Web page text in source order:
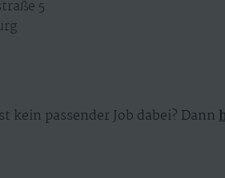
5
kein passender Job dabei? Dann